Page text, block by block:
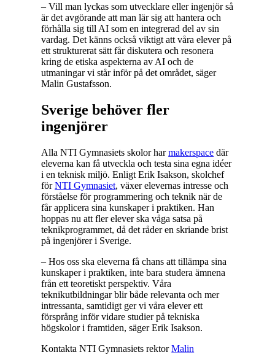
– Vill man lyckas som utvecklare eller ingenjör så
är det avgörande att man lär sig att hantera och
förhålla sig till AI som en integrerad del av sin
vardag. Det känns också viktigt att våra elever på
ett strukturerat sätt får diskutera och resonera
kring de etiska aspekterna av AI och de
utmaningar vi står inför på det området, säger
Malin Gustafsson.
Sverige behöver fler
ingenjörer
Alla NTI Gymnasiets skolor harmakerspace där
eleverna kan få utveckla och testa sina egna idéer
i en teknisk miljö. Enligt Erik Isakson, skolchef
förNTI Gymnasiet, växer elevernas intresse och
förståelse för programmering och teknik när de
får applicera sina kunskaper i praktiken. Han
hoppas nu att fler elever ska våga satsa på
teknikprogrammet, då det råder en skriande brist
på ingenjörer i Sverige.
– Hos oss ska eleverna få chans att tillämpa sina
kunskaper i praktiken, inte bara studera ämnena
från ett teoretiskt perspektiv. Våra
teknikutbildningar blir både relevanta och mer
intressanta, samtidigt ger vi våra elever ett
försprång inför vidare studier på tekniska
högskolor i framtiden, säger Erik Isakson.
Kontakta NTI Gymnasiets rektorMalin